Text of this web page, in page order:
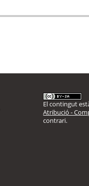
El contingut
Atribució -
contrari.